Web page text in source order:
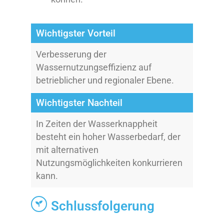
Wichtigster Vorteil
Verbesserung der
Wassernutzungseffizienz auf
betrieblicher und regionaler Ebene.
Wichtigster Nachteil
In Zeiten der Wasserknappheit
besteht ein hoher Wasserbedarf, der
mit alternativen
Nutzungsmöglichkeiten konkurrieren
kann.
Schlussfolgerung